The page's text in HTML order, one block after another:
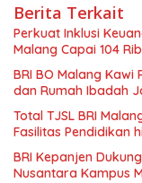
Berita Terkait
Perkuat Inklusi
Malang Capai 104
BRI BO Malang Kawi
dan Rumah Ibadah
Total TJSL BRI
Fasilitas Pendidikan
BRI Kepanjen
Nusantara Kampus